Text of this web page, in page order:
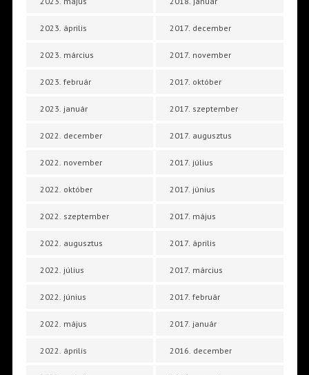
2023. április
2023. március
2023. február
2023. január
2022. december
2022. november
2022. október
2022. szeptember
2022. augusztus
2022. július
2022. június
2022. május
2022. április
2017. december
2017. november
2017. október
2017. szeptember
2017. augusztus
2017. július
2017. június
2017. május
2017. április
2017. március
2017. február
2017. január
2016. december